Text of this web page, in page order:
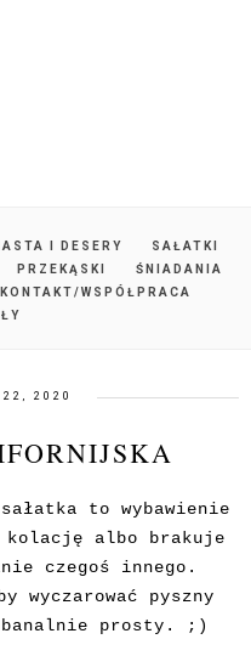
I DESERY
SAŁATKI
PRZEKĄSKI
ŚNIADANIA
KONTAKT/WSPÓŁPRACA
2020
to wybawienie
kolację albo brakuje
czegoś innego.
wyczarować pyszny
prosty. ;)